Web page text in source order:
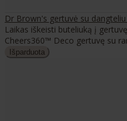
Dr Brown's gertuvė su
Laikas iškeisti buteliuką į
Cheers360™ Deco gertuvę su